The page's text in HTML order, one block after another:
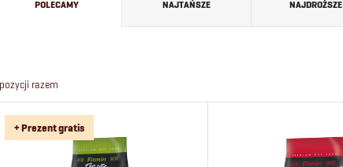
POLECAMY NAJTAŃSZE NAJDROŻSZE
pozycji razem
L + Prezent gratis